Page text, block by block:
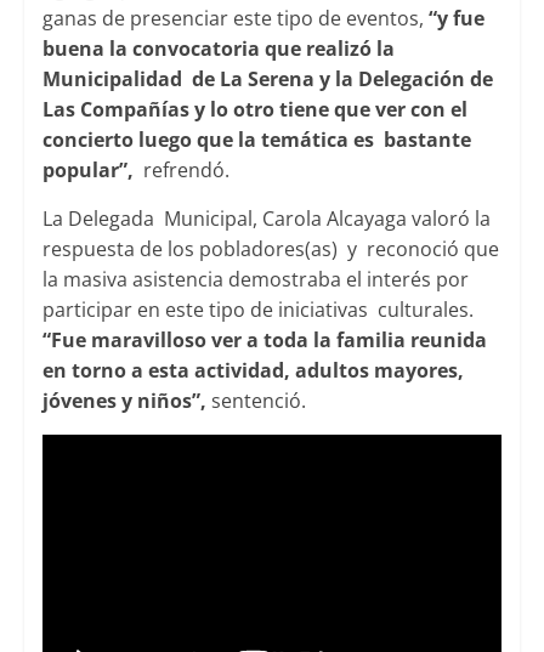
ganas de presenciar este tipo de eventos, “y fue
buena la convocatoria que realizó la
Municipalidad de La Serena y la Delegación de
Las Compañías y lo otro tiene que ver con el
concierto luego que la temática es bastante
popular”, refrendó.
La Delegada Municipal, Carola Alcayaga valoró la
respuesta de los pobladores(as) y reconoció que
la masiva asistencia demostraba el interés por
participar en este tipo de iniciativas culturales.
“Fue maravilloso ver a toda la familia reunida
en torno a esta actividad, adultos mayores,
jóvenes y niños”, sentenció.